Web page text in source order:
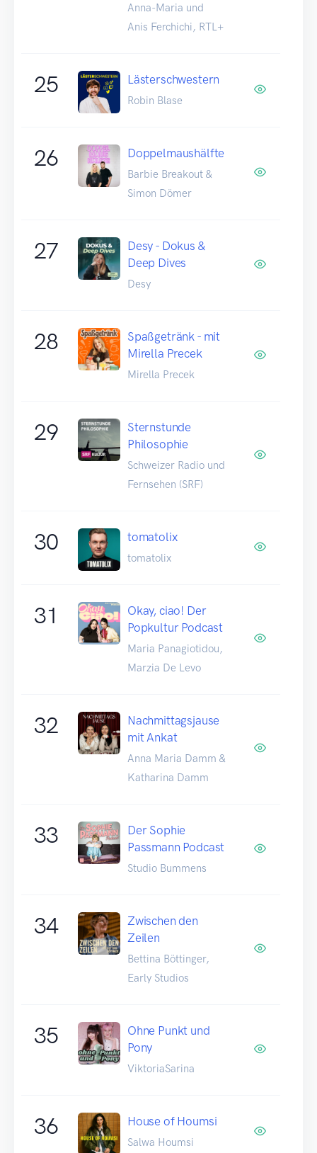
Anna-Maria und
Anis Ferchichi, RTL+
25 Lästerschwestern
Robin Blase
26 Doppelmaushälfte
Barbie Breakout &
Simon Dömer
27
Desy - Dokus &
Deep Dives
Desy
28
Spaßgetränk - mit
Mirella Precek
Mirella Precek
29
Sternstunde
Philosophie
Schweizer Radio und
Fernsehen (SRF)
30 tomatolix
tomatolix
31
Okay, ciao! Der
Popkultur Podcast
Maria Panagiotidou,
Marzia De Levo
32
Nachmittagsjause
mit Ankat
Anna Maria Damm &
Katharina Damm
33
Der Sophie
Passmann Podcast
Studio Bummens
34
Zwischen den
Zeilen
Bettina Böttinger,
Early Studios
35
Ohne Punkt und
Pony
ViktoriaSarina
36 House of Houmsi
Salwa Houmsi